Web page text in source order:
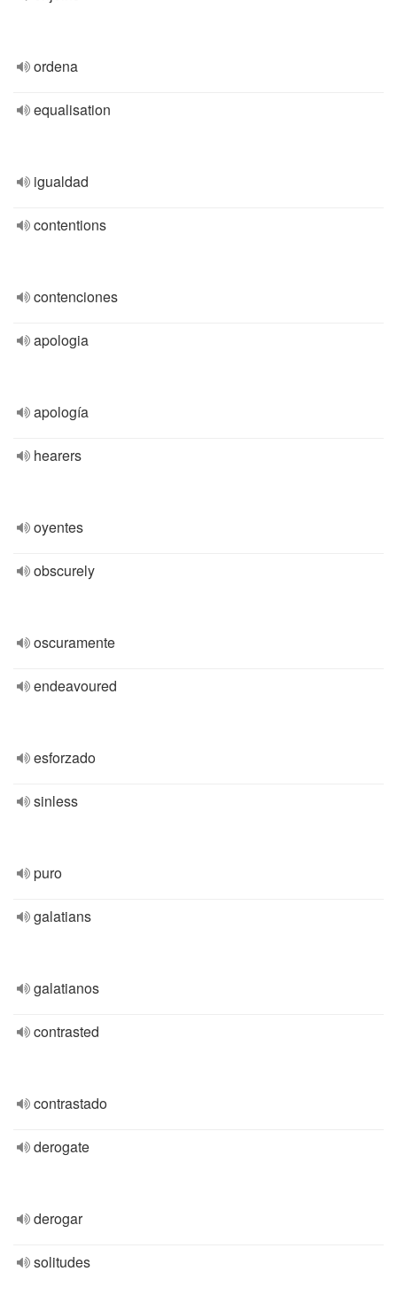
ordena
equalisation
igualdad
contentions
contenciones
apologia
apología
hearers
oyentes
obscurely
oscuramente
endeavoured
esforzado
sinless
puro
galatians
galatianos
contrasted
contrastado
derogate
derogar
solitudes